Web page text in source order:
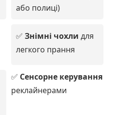
або полиці)
✅ Знімні чохли для
легкого прання
✅ Сенсорне керування
реклайнерами